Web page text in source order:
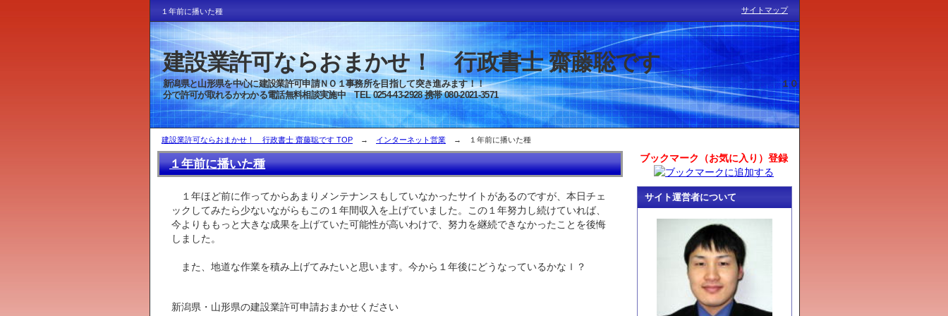
１年前に播いた種
建設業許可ならおまかせ！ 行政書士 齋藤聡です TOP → インターネット営業 → １年前に播いた種
１年前に播いた種
１年ほど前に作ってからあまりメンテナンスもしていなかったサイトがあるのですが、本日チェ
ックしてみたら少ないながらもこの１年間収入を上げていました。この１年努力し続けていれば、
今よりももっと大きな成果を上げていた可能性が高いわけで、努力を継続できなかったことを後悔
しました。
また、地道な作業を積み上げてみたいと思います。今から１年後にどうなっているかなｌ？
新潟県・山形県の建設業許可申請おまかせください
ブックマーク（お気に入り）登録
サイト運営者について
建設業許可ならおまかせ！ 行政書士 齋藤聡です
新潟県と山形県を中心に建設業許可申請ＮＯ１事務所を目指して突き進みます！！ １０
分で許可が取れるかわかる電話無料相談実施中 TEL 0254-43-2928 携帯 080-2021-3571
サイトマップ